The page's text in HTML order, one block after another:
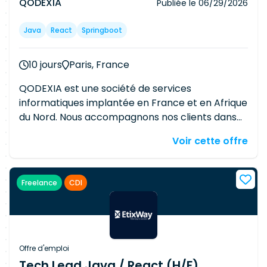
Publiée le 06/29/2026
Java React Springboot
10 jours Paris, France
QODEXIA est une société de services
informatiques implantée en France et en Afrique
du Nord. Nous accompagnons nos clients dans
expertise autour des technologies digitales, SAP,
équipes interviennent auprès des plus grands
acteurs des secteurs de l'industrie, de l'énergie,
projets à forte valeur ajoutée. 📍 Localisation :
Île-de-France (Présentiel / Hybride selon le
projet) 🏢 Client final : Grand compte 💼 Type
de mission : CDI / Freelance (à préciser) 🌍
Voir cette offre
Freelance CDI
Offre d'emploi